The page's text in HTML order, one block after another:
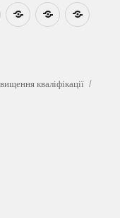
План
графік
Розумовські
зустрічі
Реєстрація
кваліфікації